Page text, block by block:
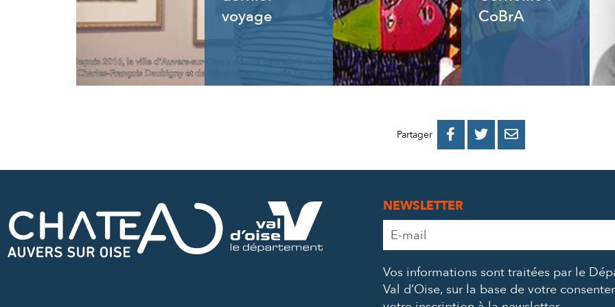
voyage
CoBrA
Partager 
PARTAGER
PARTAGER
PARTAGER
NEWSLETTER
Adresse
e-
*
Vos informations sont traitées par le
Val d’Oise, sur la base de votre